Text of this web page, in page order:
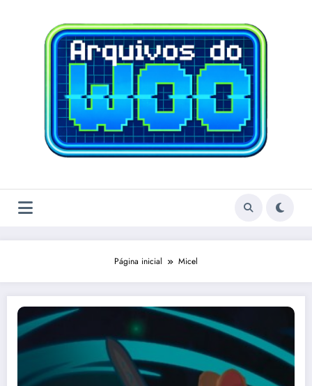
Página inicial Micel